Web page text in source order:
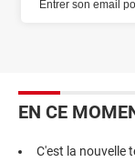
EN CE
C'est la nouvelle